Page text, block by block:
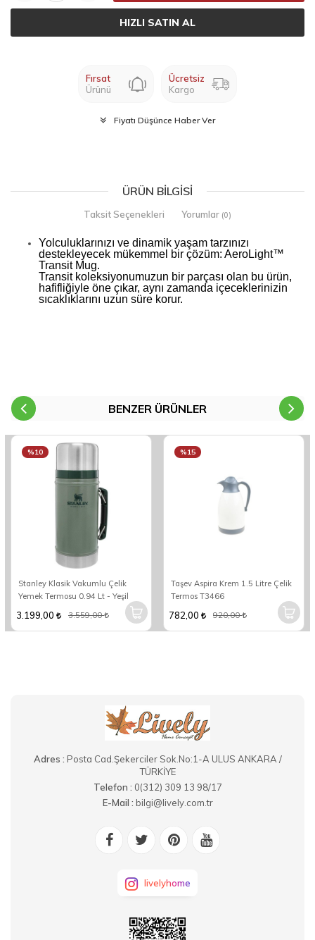
HIZLI SATIN AL
Fırsat
Ürünü
Ücretsiz
Kargo
Fiyatı Düşünce Haber Ver
ÜRÜN BILGISI
Taksit Seçenekleri Yorumlar (0)
Yolculuklarınızı ve dinamik yaşam tarzınızı
destekleyecek mükemmel bir çözüm: AeroLight™
Transit Mug.
Transit koleksiyonumuzun bir parçası olan bu ürün,
hafifliğiyle öne çıkar, aynı zamanda içeceklerinizin
sıcaklıklarını uzun süre korur.
BENZER ÜRÜNLER
Stanley Klasik Vakumlu Çelik
Yemek Termosu 0.94 Lt - Yeşil
%10
3.199,00 3.559,00
Taşev Aspira Krem 1.5 Litre Çelik
Termos T3466
%15
782,00 920,00
Adres : Posta Cad.Şekerciler Sok.No:1-A ULUS ANKARA /
TÜRKİYE
Telefon : 0(312) 309 13 98/17
E-Mail : bilgi@lively.com.tr
livelyhome